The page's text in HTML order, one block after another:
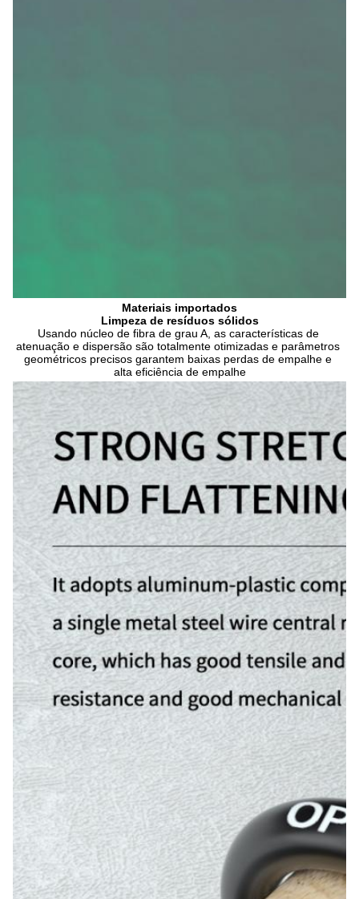
Materiais importados
Limpeza de resíduos sólidos
Usando núcleo de fibra de grau A, as características de
atenuação e dispersão são totalmente otimizadas e parâmetros
geométricos precisos garantem baixas perdas de empalhe e
alta eficiência de empalhe